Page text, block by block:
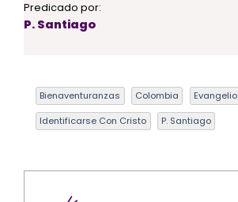
Predicado por:
P. Santiago
Bienaventuranzas Colombia Evangelio
Identificarse Con Cristo P. Santiago